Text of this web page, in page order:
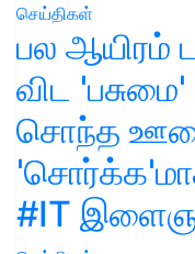
செய்திகள்
பல ஆயிரம்
விட
சொந்த
#IT